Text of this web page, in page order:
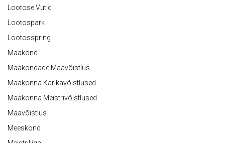
Lootose Vutid
Lootospark
Lootosspring
Maakond
Maakondade Maavõistlus
Maakonna Karikavõistlused
Maakonna Meistrivõistlused
Maavõistlus
Meeskond